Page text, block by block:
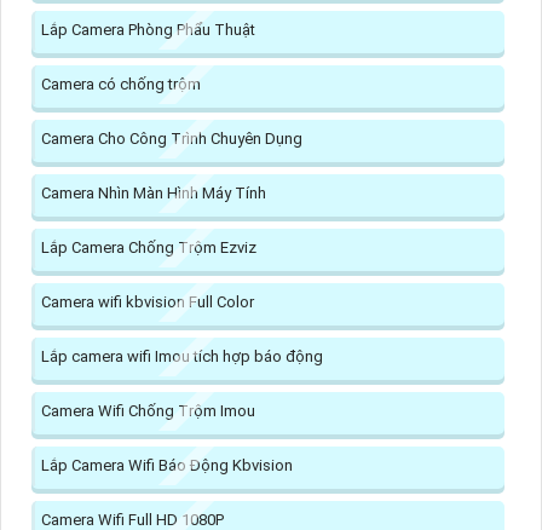
Lắp Camera Phòng Phẩu Thuật
Camera có chống trộm
Camera Cho Công Trình Chuyên Dụng
Camera Nhìn Màn Hình Máy Tính
Lắp Camera Chống Trộm Ezviz
Camera wifi kbvision Full Color
Lắp camera wifi Imou tích hợp báo động
Camera Wifi Chống Trộm Imou
Lắp Camera Wifi Báo Động Kbvision
Camera Wifi Full HD 1080P